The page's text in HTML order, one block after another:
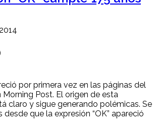
por primera vez en las páginas del
Post. El origen de esta
claro y sigue generando polémicas. Se
desde que la expresión “OK” apareció